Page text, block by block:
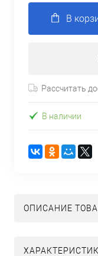
В
Рассчитать
В наличии
ОПИСАНИЕ